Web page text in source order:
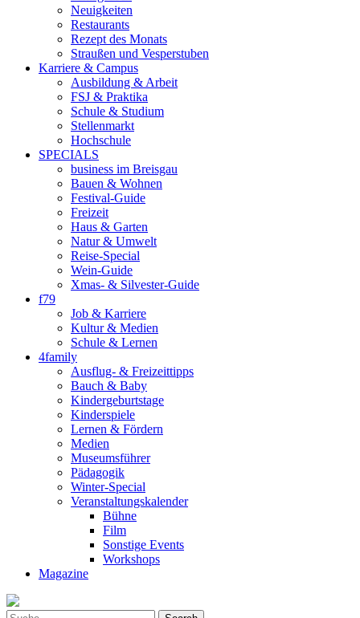
Neuigkeiten
Restaurants
Rezept des Monats
Straußen und Vesperstuben
Karriere & Campus
Ausbildung & Arbeit
FSJ & Praktika
Schule & Studium
Stellenmarkt
Hochschule
SPECIALS
business im Breisgau
Bauen & Wohnen
Festival-Guide
Freizeit
Haus & Garten
Natur & Umwelt
Reise-Special
Wein-Guide
Xmas- & Silvester-Guide
f79
Job & Karriere
Kultur & Medien
Schule & Lernen
4family
Ausflug- & Freizeittipps
Bauch & Baby
Kindergeburtstage
Kinderspiele
Lernen & Fördern
Medien
Museumsführer
Pädagogik
Winter-Special
Veranstaltungskalender
Bühne
Film
Sonstige Events
Workshops
Magazine